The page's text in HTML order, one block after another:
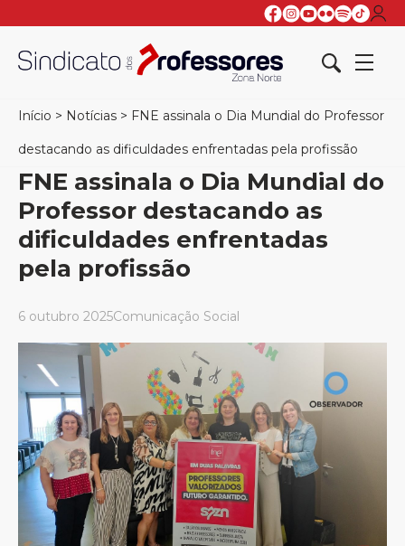
Início > Notícias > FNE assinala o Dia Mundial do Professor
destacando as dificuldades enfrentadas pela profissão
FNE assinala o Dia Mundial do
Professor destacando as
dificuldades enfrentadas
pela profissão
6 outubro 2025Comunicação Social